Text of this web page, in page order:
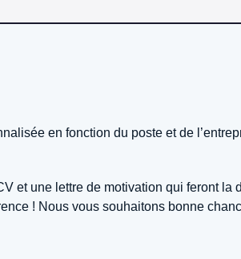
en fonction du poste et de
et une lettre de motivation qui feront
! Nous vous souhaitons bonne